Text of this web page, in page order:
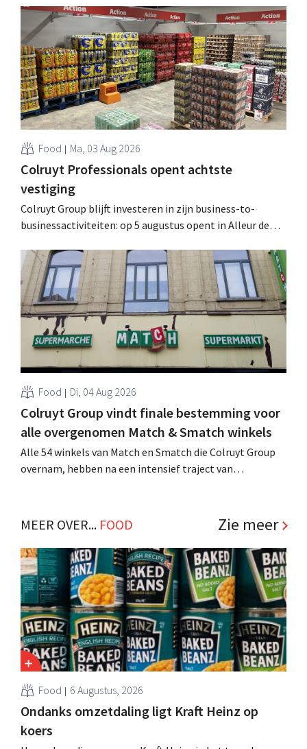
werking treden: "Onze klanten willen goed
geïnformeerd worden." .
Food Ma, 03 Aug 2026
Colruyt Professionals opent achtste
vestiging
Colruyt Group blijft investeren in zijn business-to-
businessactiviteiten: op 5 augustus opent in Alleur de
winkelformule die zich uitsluitend richt op professionele
klanten. .
Food Di, 04 Aug 2026
Colruyt Group vindt finale bestemming voor
alle overgenomen Match & Smatch winkels
Alle 54 winkels van Match en Smatch die Colruyt Group
overnam, hebben na een intensief traject van
.MEER OVER... FOOD Zie meer
Food 6 Augustus, 2026
Ondanks omzetdaling ligt Kraft Heinz op
koers